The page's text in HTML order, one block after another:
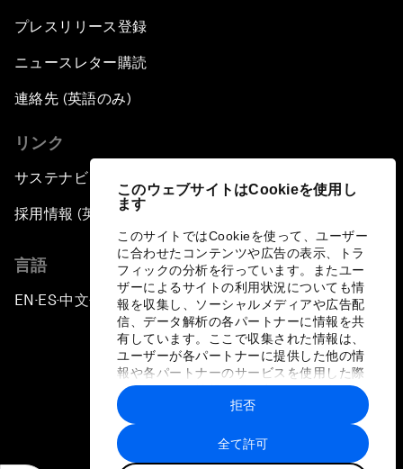
このウェブサイトはCookieを使用し
ます
このサイトではCookieを使って、ユーザー
に合わせたコンテンツや広告の表示、トラ
フィックの分析を行っています。またユー
ザーによるサイトの利用状況についても情
報を収集し、ソーシャルメディアや広告配
信、データ解析の各パートナーに情報を共
有しています。ここで収集された情報は、
ユーザーが各パートナーに提供した他の情
報や各パートナーのサービスを使用した際
に収集された情報と組み合わされ、各パー
トナーによって使用されることがありま
す。
全て許可
拒否
プレスリリース登録
ニュースレター購読
連絡先 (英語のみ)
リンク
サステナビリティへの取り組み
採用情報 (英語のみ)
言語
EN ▪ES▪中文▪ 日本語
プライバシーポリシーと利用規約
サイトマップ